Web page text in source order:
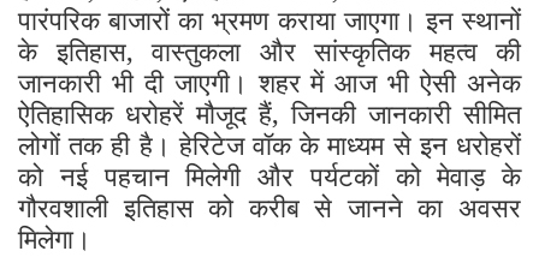
पारंपरिक बाजारों का भ्रमण कराया जाएगा। इन स्थानों
के इतिहास, वास्तुकला और सांस्कृतिक महत्व की
जानकारी भी दी जाएगी। शहर में आज भी ऐसी अनेक
ऐतिहासिक धरोहरें मौजूद हैं, जिनकी जानकारी सीमित
लोगों तक ही है। हेरिटेज वॉक के माध्यम से इन धरोहरों
को नई पहचान मिलेगी और पर्यटकों को मेवाड़ के
गौरवशाली इतिहास को करीब से जानने का अवसर
मिलेगा।